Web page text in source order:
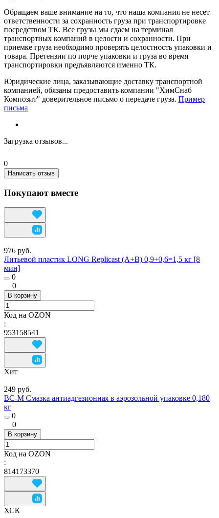
Обращаем ваше внимание на то, что наша компания не несет
ответственности за сохранность груза при транспортировке
посредством ТК. Все грузы мы сдаем на терминал
транспортных компаний в целости и сохранности. При
приемке груза необходимо проверять целостность упаковки и
товара. Претензии по порче упаковки и груза во время
транспортировки предъявляются именно ТК.
Юридические лица, заказывающие доставку транспортной
компанией, обязаны предоставить компании "ХимСнаб
Композит" доверительное письмо о передаче груза. Пример
письма
Загрузка отзывов...
0
Написать отзыв
Покупают вместе
976 руб.
Литьевой пластик LONG Replicast (А+В) 0,9+0,6=1,5 кг [8
мин]
0
0
В корзину
Код на OZON
:
953158541
Хит
249 руб.
ВС-М Смазка антиадгезионная в аэрозольной упаковке 0,180
кг
0
0
В корзину
Код на OZON
:
814173370
ХСК